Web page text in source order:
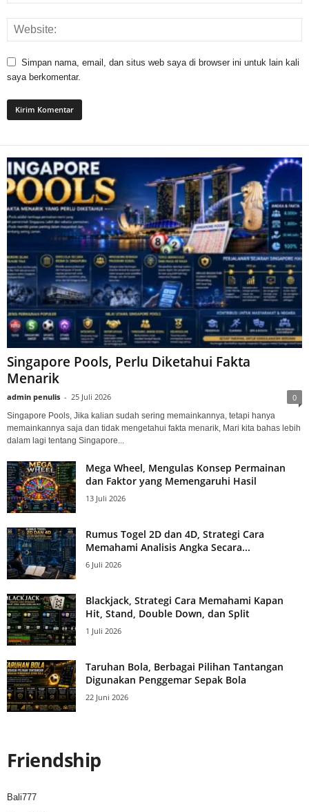
Simpan nama, email, dan situs web saya di browser ini untuk lain kali
saya berkomentar.
Singapore Pools, Perlu Diketahui Fakta
Menarik
admin penulis - 25 Juli 2026 0
Singapore Pools, Jika kalian sudah sering memainkannya, tetapi hanya
memainkannya saja dan tidak mengetahui fakta menarik, Mari kita bahas lebih
dalam lagi tentang Singapore...
Mega Wheel, Mengulas Konsep Permainan
dan Faktor yang Memengaruhi Hasil
13 Juli 2026
Rumus Togel 2D dan 4D, Strategi Cara
Memahami Analisis Angka Secara...
6 Juli 2026
Blackjack, Strategi Cara Memahami Kapan
Hit, Stand, Double Down, dan Split
1 Juli 2026
Taruhan Bola, Berbagai Pilihan Tantangan
Digunakan Penggemar Sepak Bola
22 Juni 2026
Friendship
Bali777